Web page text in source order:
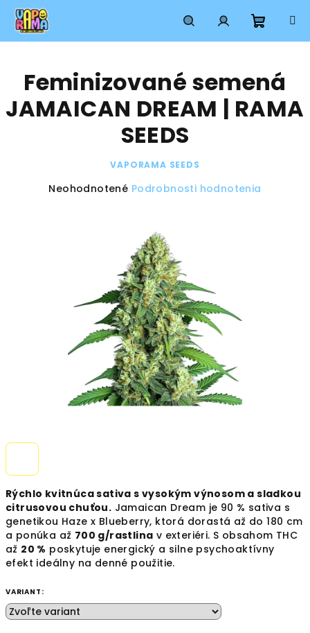
Prejsť
obsah
HľadaťPrihlásenie
košík
Rýchlo kvitnúca sativa s vysokým výnosom a sladkou
citrusovou chuťou. Jamaican Dream je 90 % sativa s
genetikou Haze x Blueberry, ktorá dorastá až do 180 cm
a ponúka až 700 g/rastlina v exteriéri. S obsahom THC
až 20 % poskytuje energický a silne psychoaktívny
efekt ideálny na denné použitie.
VARIANT:
Feminizované semená
JAMAICAN DREAM | RAMA
SEEDS
VAPORAMA SEEDS
Priemerné
Neohodnotené Podrobnosti hodnotenia